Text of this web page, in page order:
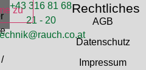
zu
+43 316 81 68
21 - 20
Rechtliches
AGB
Datenschutz
Impressum